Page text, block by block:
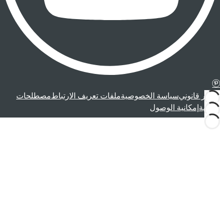
إشعار قانونيسياسة الخصوصيةملفات تعريف الارتباطمصطلحات
قانونية إمكانية الوصول